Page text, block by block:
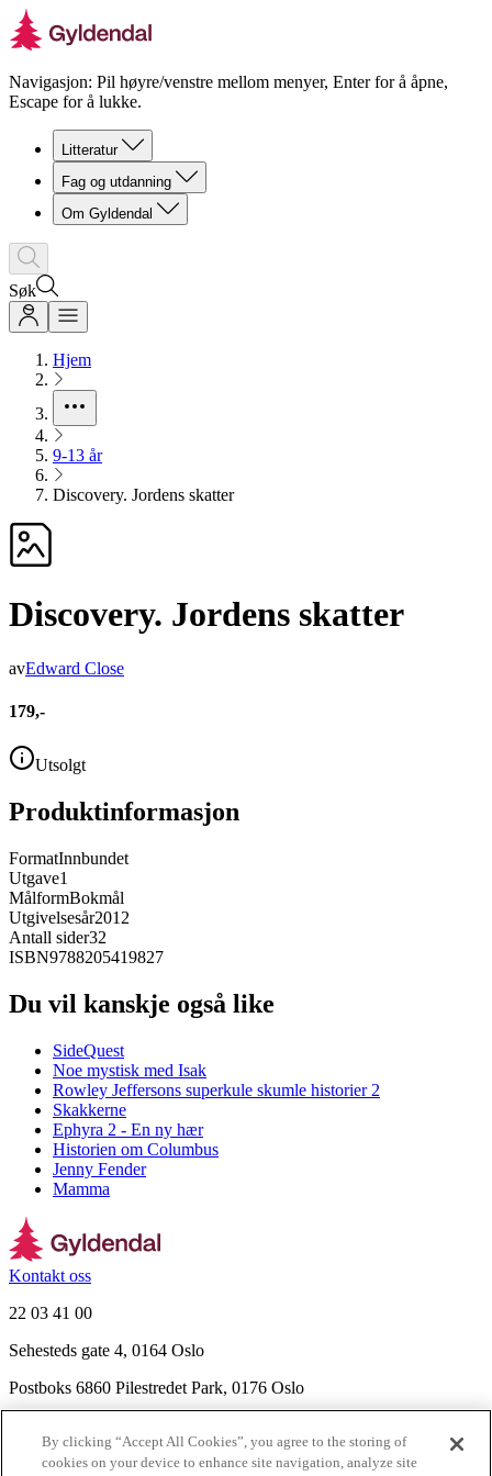
Navigasjon: Pil høyre/venstre mellom menyer, Enter for å åpne,
Escape for å lukke.
Litteratur
Fag og utdanning
Om Gyldendal
Søk
Hjem
9-13 år
Discovery. Jordens skatter
Discovery. Jordens skatter
avEdward Close
179,-
Utsolgt
Produktinformasjon
FormatInnbundet
Utgave1
MålformBokmål
Utgivelsesår2012
Antall sider32
ISBN9788205419827
Du vil kanskje også like
SideQuest
Noe mystisk med Isak
Rowley Jeffersons superkule skumle historier 2
Skakkerne
Ephyra 2 - En ny hær
Historien om Columbus
Jenny Fender
Mamma
Kontakt oss
22 03 41 00
Sehesteds gate 4, 0164 Oslo
Postboks 6860 Pilestredet Park, 0176 Oslo
Nyhetsbrev
By clicking “Accept All Cookies”, you agree to the storing of
cookies on your device to enhance site navigation, analyze site